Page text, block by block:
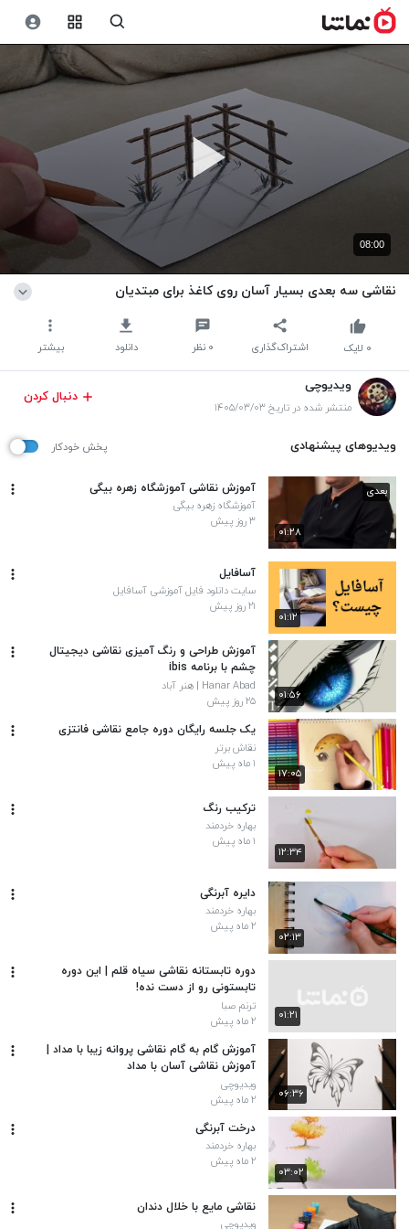
08:00
نقاشی سه بعدی بسیار آسان روی کاغذ برای مبتدیان
اشتراک‌گذاری ۰ نظر دانلود بیشتر ۰ لایک
ویدیوچی
منتشر شده در تاریخ ۱۴۰۵/۰۳/۰۳
دنبال کردن
ویدیوهای پیشنهادی پخش خودکار
۰۱:۲۸
بعدی آموزش نقاشی آموزشگاه زهره بیگی
آموزشگاه زهره بیگی
۳ روز پیش
۰۱:۱۲
آسافایل
سایت دانلود فایل آموزشی آسافایل
۲۱ روز پیش
۰۱:۵۶
آموزش طراحی و رنگ آمیزی نقاشی دیجیتال
چشم با برنامه ibis
Hanar Abad | هنر آباد
۲۵ روز پیش
۱۷:۰۵
یک جلسه رایگان دوره جامع نقاشی فانتزی️
نقاش برتر
۱ ماه پیش
۱۲:۳۴
ترکیب رنگ
بهاره خردمند
۱ ماه پیش
۰۲:۱۳
دایره آبرنگی
بهاره خردمند
۲ ماه پیش
۰۱:۲۱
دوره تابستانه نقاشی سیاه قلم | این دوره
تابستونی رو از دست نده!
ترنم صبا
۲ ماه پیش
۰۶:۳۶
آموزش گام به گام نقاشی پروانه زیبا با مداد |
آموزش نقاشی آسان با مداد
ویدیوچی
۲ ماه پیش
۰۳:۰۲
درخت آبرنگی
بهاره خردمند
۲ ماه پیش
نقاشی مایع با خلال دندان
ویدیوچی